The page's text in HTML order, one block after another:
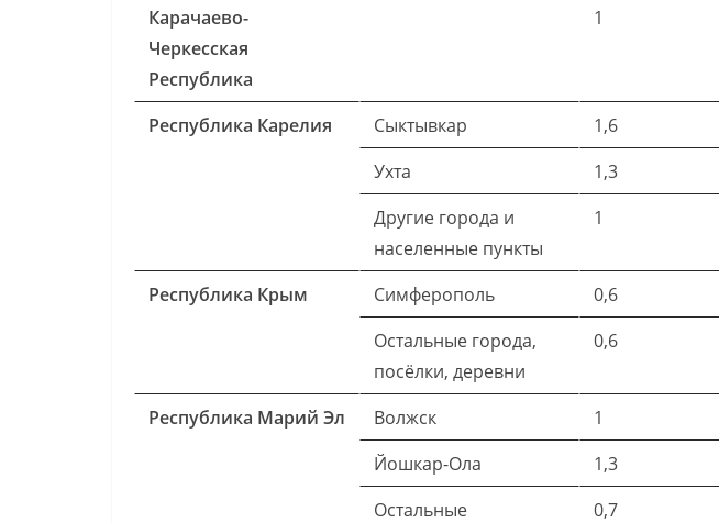
Карачаево-
Черкесская
Республика
1
Республика Карелия Сыктывкар
1,6
Ухта
1,3
Другие города и
населенные пункты
1
Республика Крым Симферополь 0,6
Остальные города,
посёлки, деревни
0,6
Республика Марий Эл Волжск 1
Йошкар-Ола
1,3
Остальные
0,7